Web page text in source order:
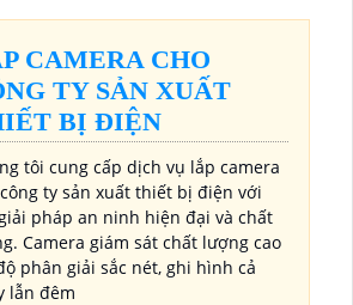
CAMERA CHO
TY SẢN XUẤT
BỊ ĐIỆN
tôi cung cấp dịch vụ lắp camera
ty sản xuất thiết bị điện với
pháp an ninh hiện đại và chất
Camera giám sát chất lượng cao
phân giải sắc nét, ghi hình cả
lẫn đêm